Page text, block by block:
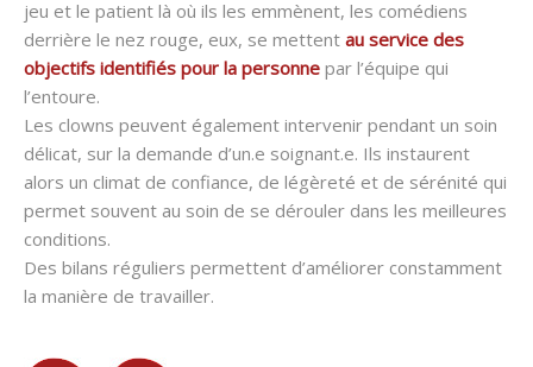
jeu et le patient là où ils les emmènent, les comédiens
derrière le nez rouge, eux, se mettent au service des
objectifs identifiés pour la personne par l’équipe qui
l’entoure.
Les clowns peuvent également intervenir pendant un soin
délicat, sur la demande d’un.e soignant.e. Ils instaurent
alors un climat de confiance, de légèreté et de sérénité qui
permet souvent au soin de se dérouler dans les meilleures
conditions.
Des bilans réguliers permettent d’améliorer constamment
la manière de travailler.